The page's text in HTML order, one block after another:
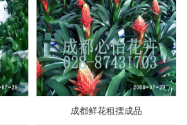
成都鲜花租摆成品